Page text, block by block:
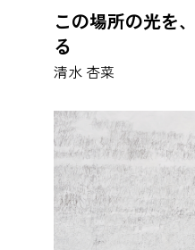
この場所の光を
る
清水 杏菜